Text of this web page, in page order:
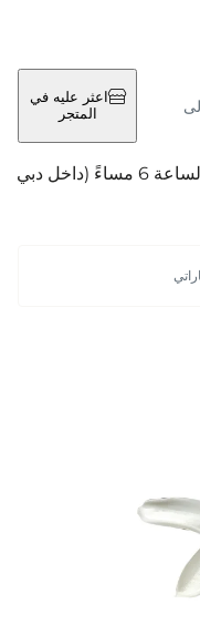
إلى
اعثر عليه في
المتجر
التوصيل خلال 4 ساعات متاح قبل الساعة 6 مساءً (داخل دبي